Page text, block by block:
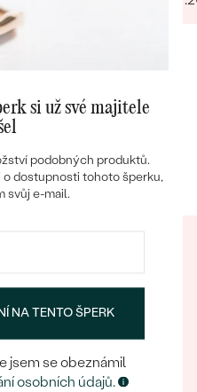
celou recenzi
Eppi
zážitek
se můžete spolehnout
si už své majitele
podobných produktů.
dostupnosti tohoto šperku,
svůj e-mail.
NA TENTO ŠPERK
jsem se obeznámil
osobních údajů.